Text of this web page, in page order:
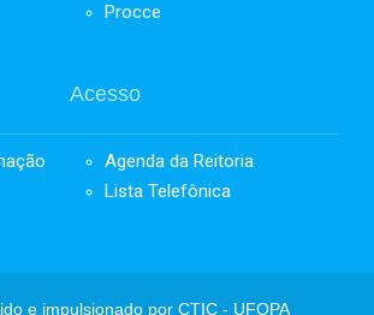
Procce
Acesso
Agenda da Reitoria
Lista Telefônica
e impulsionado por CTIC - UFOPA